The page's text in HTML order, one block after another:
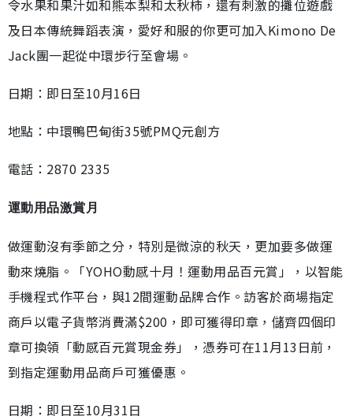
令水果和果汁如和熊本梨和太秋柿，還有刺激的攤位遊戲
及日本傳統舞蹈表演，愛好和服的你更可加入Kimono De
Jack團一起從中環步行至會場。
日期：即日至10月16日
地點：中環鴨巴甸街35號PMQ元創方
電話：2870 2335
運動用品激賞月
做運動沒有季節之分，特別是微涼的秋天，更加要多做運
動來燒脂。「YOHO動感十月！運動用品百元賞」，以智能
手機程式作平台，與12間運動品牌合作。訪客於商場指定
商戶以電子貨幣消費滿$200，即可獲得印章，儲齊四個印
章可換領「動感百元賞現金券」，憑券可在11月13日前，
到指定運動用品商戶可獲優惠。
日期：即日至10月31日